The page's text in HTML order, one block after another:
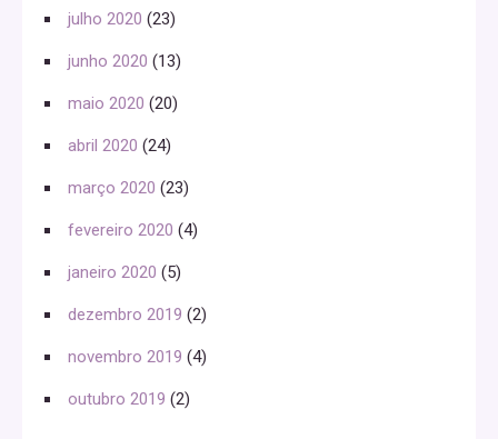
julho 2020 (23)
junho 2020 (13)
maio 2020 (20)
abril 2020 (24)
março 2020 (23)
fevereiro 2020 (4)
janeiro 2020 (5)
dezembro 2019 (2)
novembro 2019 (4)
outubro 2019 (2)